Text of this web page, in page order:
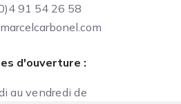
91 54 26 58
d'ouverture :
au vendredi de